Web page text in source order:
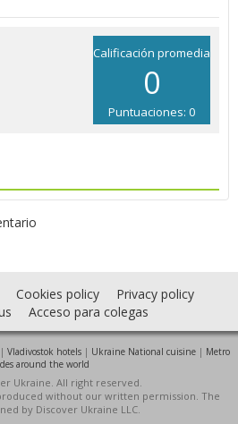
Calificación promedia
0
Puntuaciones: 0
Cookies policy
Privacy policy
Acceso para colegas
Vladivostok hotels| Ukraine National cuisine| Metro
around the world
Ukraine. All right reserved.
without our written permission. The
by Discover Ukraine LLC.